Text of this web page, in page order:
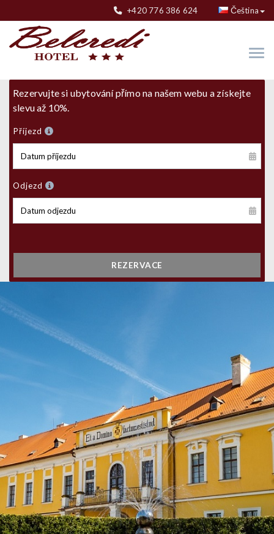
+420 776 386 624 Čeština
Rezervujte si ubytování přímo na našem webu a získejte
slevu až 10%.
Příjezd
Odjezd
REZERVACE